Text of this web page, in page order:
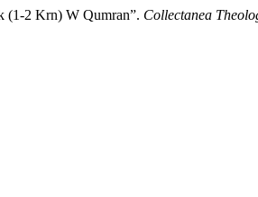
(1-2 Krn) W Qumran”. Collectanea